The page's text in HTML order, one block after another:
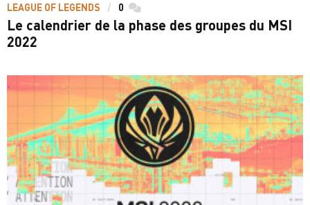
LEAGUE OF LEGENDS 0 commentaires
Le calendrier de la phase des groupes du MSI
2022